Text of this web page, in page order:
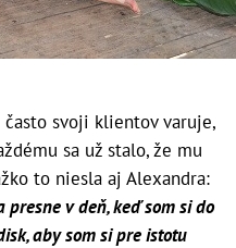
svoji klientov varuje,
sa už stalo, že mu
to niesla aj Alexandra:
v deň, keď som si do
aby som si pre istotu